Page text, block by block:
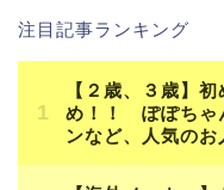
注目記事ランキング